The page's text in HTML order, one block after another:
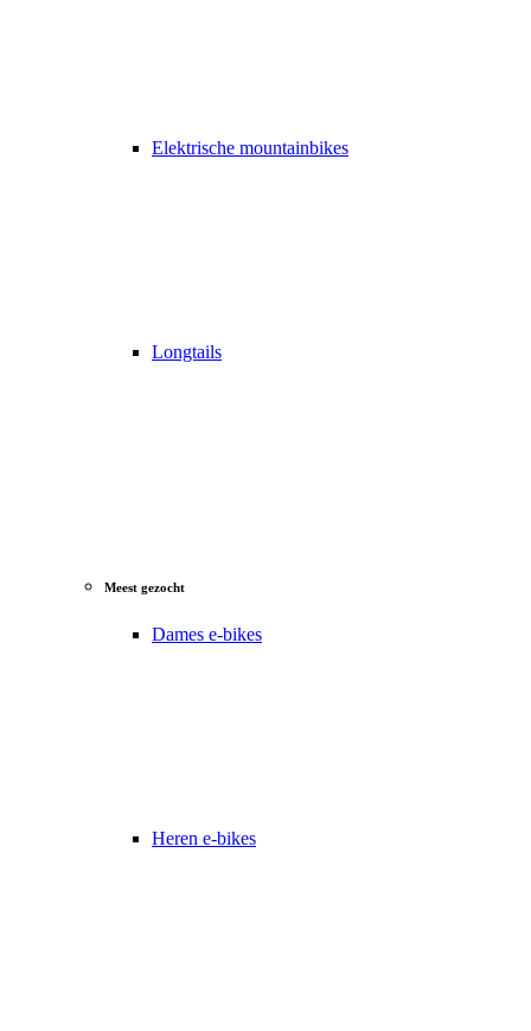
Elektrische mountainbikes
Longtails
Meest gezocht
Dames e-bikes
Heren e-bikes